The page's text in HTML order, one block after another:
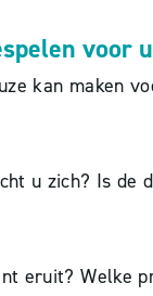
voor
kan maken
u zich? Is de
eruit? Welke